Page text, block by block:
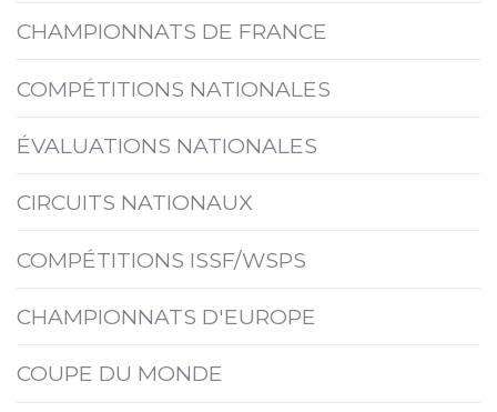
CHAMPIONNATS DE FRANCE
COMPÉTITIONS NATIONALES
ÉVALUATIONS NATIONALES
CIRCUITS NATIONAUX
COMPÉTITIONS ISSF/WSPS
CHAMPIONNATS D'EUROPE
COUPE DU MONDE